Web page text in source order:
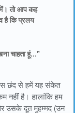
तो आप कह
है कि प्रलय
चाहता हूं...”
छंद से हमें यह संकेत
नहीं है। हालांकि हम
उसके दूत मुहम्मद (उन